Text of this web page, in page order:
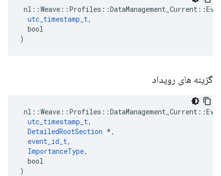
utc_timestamp_t,
  bool
)
گزینه های رویداد
utc_timestamp_t,
DetailedRootSection *,
event_id_t,
ImportanceType,
  bool
)